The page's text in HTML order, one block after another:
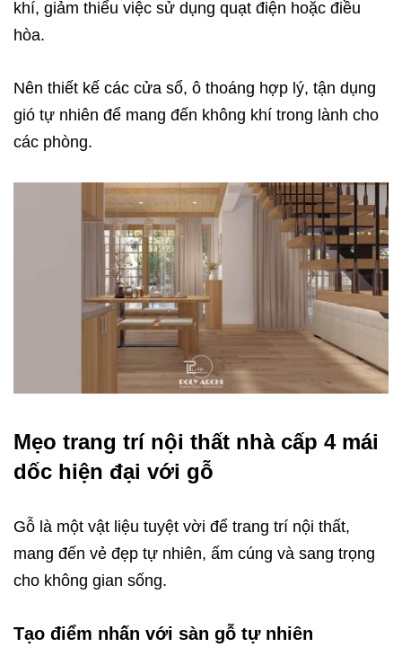
khí, giảm thiểu việc sử dụng quạt điện hoặc điều
hòa.
Nên thiết kế các cửa sổ, ô thoáng hợp lý, tận dụng
gió tự nhiên để mang đến không khí trong lành cho
các phòng.
Mẹo trang trí nội thất nhà cấp 4 mái
dốc hiện đại với gỗ
Gỗ là một vật liệu tuyệt vời để trang trí nội thất,
mang đến vẻ đẹp tự nhiên, ấm cúng và sang trọng
cho không gian sống.
Tạo điểm nhấn với sàn gỗ tự nhiên